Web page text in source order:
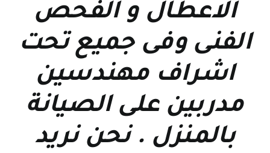
الاعطال و الفحص
الفنى وفى جميع تحت
اشراف مهندسين
مدربين على الصيانة
بالمنزل . نحن نريد